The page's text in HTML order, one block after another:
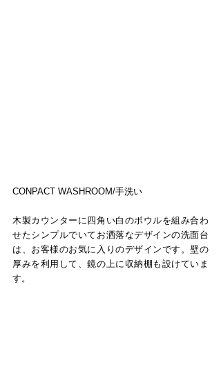
CONPACT WASHROOM/手洗い
木製カウンターに四角い白のボウルを組み合わ
せたシンプルでいてお洒落なデザインの洗面台
は、お客様のお気に入りのデザインです。壁の
厚みを利用して、鏡の上に収納棚も設けていま
す。